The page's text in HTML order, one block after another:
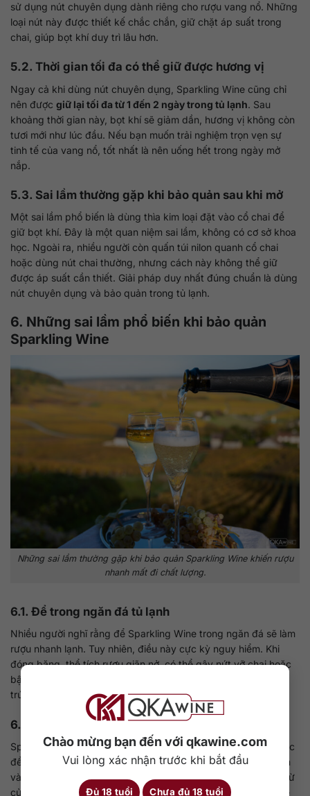
Chào mừng bạn đến với qkawine.com
Vui lòng xác nhận trước khi bắt đầu
Đủ 18 tuổi Chưa đủ 18 tuổi
sử dụng nút chuyên dụng dành riêng cho rượu vang nổ. Những
loại nút này được thiết kế chắc chắn, giữ chặt áp suất trong
chai, giúp bọt khí duy trì lâu hơn.
5.2. Thời gian tối đa có thể giữ được hương vị
Ngay cả khi dùng nút chuyên dụng, Sparkling Wine cũng chỉ
nên được giữ lại tối đa từ 1 đến 2 ngày trong tủ lạnh. Sau
khoảng thời gian này, bọt khí sẽ giảm dần, hương vị không còn
tươi mới như lúc đầu. Nếu bạn muốn trải nghiệm trọn vẹn sự
tinh tế của vang nổ, tốt nhất là nên uống hết trong ngày mở
nắp.
5.3. Sai lầm thường gặp khi bảo quản sau khi mở
Một sai lầm phổ biến là dùng thìa kim loại đặt vào cổ chai để
giữ bọt khí. Đây là một quan niệm sai lầm, không có cơ sở khoa
học. Ngoài ra, nhiều người còn quấn túi nilon quanh cổ chai
hoặc dùng nút chai thường, nhưng cách này không thể giữ
được áp suất cần thiết. Giải pháp duy nhất đúng chuẩn là dùng
nút chuyên dụng và bảo quản trong tủ lạnh.
6. Những sai lầm phổ biến khi bảo quản
Sparkling Wine
Những sai lầm thường gặp khi bảo quản Sparkling Wine khiến rượu
nhanh mất đi chất lượng.
6.1. Để trong ngăn đá tủ lạnh
Nhiều người nghĩ rằng để Sparkling Wine trong ngăn đá sẽ làm
rượu nhanh lạnh. Tuy nhiên, điều này cực kỳ nguy hiểm. Khi
đóng băng, thể tích rượu giãn nở, có thể gây nứt vỡ chai hoặc
bật tung nút bần. Ngoài ra, việc đóng băng cũng phá vỡ cấu
trúc hương vị và bọt khí, khiến chai rượu trở nên vô giá trị.
6.2. Lắc chai hoặc di chuyển liên tục
Sparkling Wine rất nhạy cảm với rung động. Việc lắc chai hoặc
để chai bị di chuyển liên tục sẽ làm bọt khí thoát ra nhanh hơn
và khiến rượu dễ bị đục. Nếu bạn vừa vận chuyển chai rượu từ
cửa hàng về, hãy để chai nghỉ ít nhất vài giờ trước khi khui để